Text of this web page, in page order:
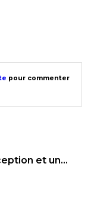
pour commenter
et un...